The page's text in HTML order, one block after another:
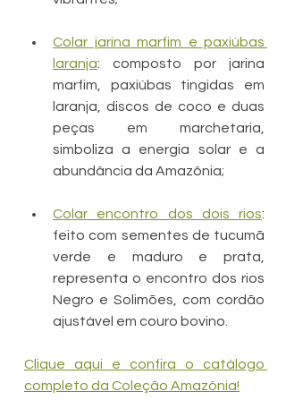
Colar jarina marfim e paxiúbas
laranja: composto por jarina
marfim, paxiúbas tingidas em
laranja, discos de coco e duas
peças em marchetaria,
simboliza a energia solar e a
abundância da Amazônia;
Colar encontro dos dois rios:
feito com sementes de tucumã
verde e maduro e prata,
representa o encontro dos rios
Negro e Solimões, com cordão
ajustável em couro bovino.
Clique aqui e confira o catálogo
completo da Coleção Amazônia!